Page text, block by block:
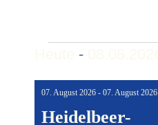
-
wählen.
07. August 2026 - 07. August 2026
Heidelbeer-